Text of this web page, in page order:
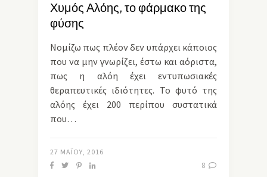
Χυμός Αλόης, το φάρμακο της
φύσης
Νομίζω πως πλέον δεν υπάρχει κάποιος
που να μην γνωρίζει, έστω και αόριστα,
πως η αλόη έχει εντυπωσιακές
θεραπευτικές ιδιότητες. Το φυτό της
αλόης έχει 200 περίπου συστατικά
που…
27 ΜΑΪ́ΟΥ, 2016
8